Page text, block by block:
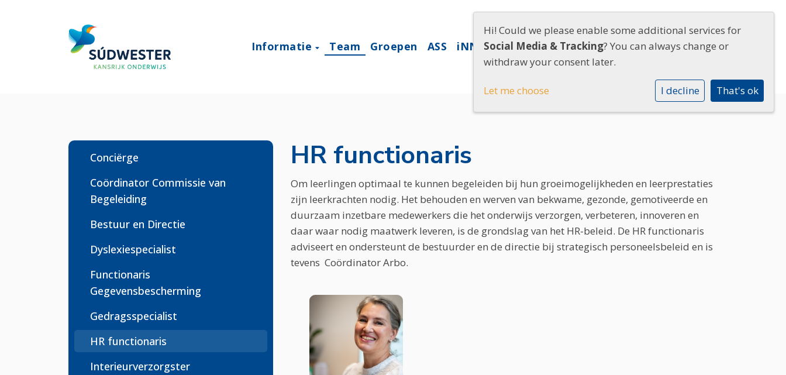
Informatie Team Groepen ASS iNNOVATORIUM Contact
Conciërge
Coördinator Commissie van
Begeleiding
Bestuur en Directie
Dyslexiespecialist
Functionaris
Gegevensbescherming
Gedragsspecialist
HR functionaris
Interieurverzorgster
HR functionaris
Om leerlingen optimaal te kunnen begeleiden bij hun groeimogelijkheden en leerprestaties
zijn leerkrachten nodig. Het behouden en werven van bekwame, gezonde, gemotiveerde en
duurzaam inzetbare medewerkers die het onderwijs verzorgen, verbeteren, innoveren en
daar waar nodig maatwerk leveren, is de grondslag van het HR-beleid. De HR functionaris
adviseert en ondersteunt de bestuurder en de directie bij strategisch personeelsbeleid en is
tevens Coördinator Arbo.
Hi! Could we please enable some additional services for
Social Media & Tracking? You can always change or
withdraw your consent later.
Let me choose I decline That's ok